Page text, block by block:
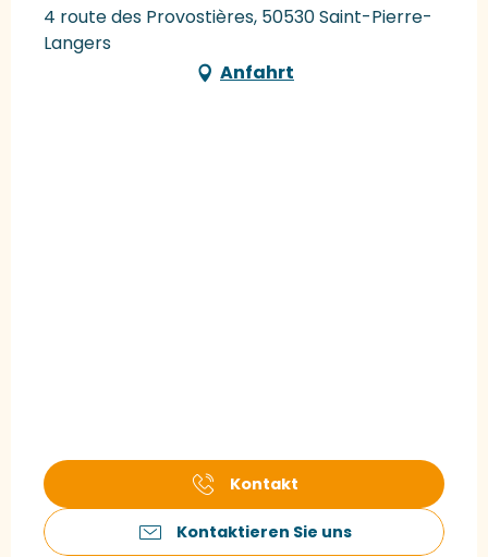
4 route des Provostières, 50530 Saint-Pierre-
Langers
Anfahrt
Kontakt
Kontaktieren Sie uns